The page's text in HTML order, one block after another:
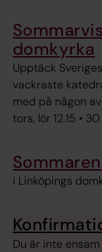
domkyrka
Upptäck
vackraste
med på någon
tors, lör 12.15 •
i Linköpings
Du är inte